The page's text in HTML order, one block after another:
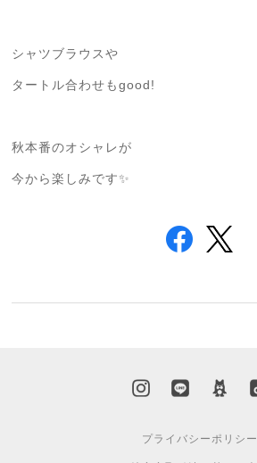
シャツブラウスや
タートル合わせもgood!
秋本番のオシャレが
今から楽しみです✨
プライバシーポリシー